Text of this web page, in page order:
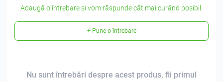
Adaugă o întrebare și vom răspunde cât mai curând posibil.
+ Pune o întrebare
Nu sunt întrebări despre acest produs, fii primul